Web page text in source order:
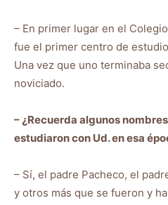
– En primer lugar en el
fue el primer centro de
Una vez que uno terminaba
noviciado.
– ¿Recuerda algunos
estudiaron con Ud. en esa
– Sí, el padre Pacheco, el
y otros más que se fueron y